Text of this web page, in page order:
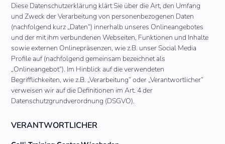
Diese Datenschutzerklärung klärt Sie über die Art, den Umfang
und Zweck der Verarbeitung von personenbezogenen Daten
(nachfolgend kurz „Daten“) innerhalb unseres Onlineangebotes
und der mit ihm verbundenen Webseiten, Funktionen und Inhalte
sowie externen Onlinepräsenzen, wie z.B. unser Social Media
Profile auf (nachfolgend gemeinsam bezeichnet als
„Onlineangebot“). Im Hinblick auf die verwendeten
Begrifflichkeiten, wie z.B. „Verarbeitung“ oder „Verantwortlicher“
verweisen wir auf die Definitionen im Art. 4 der
Datenschutzgrundverordnung (DSGVO).
VERANTWORTLICHER